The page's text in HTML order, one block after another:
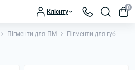
Клієнту
0
Пігменти для ПМ Пігменти для губ